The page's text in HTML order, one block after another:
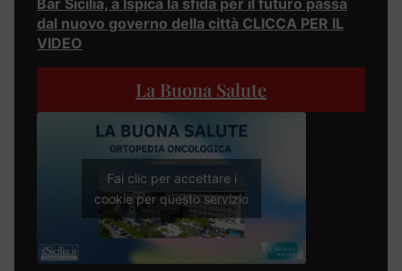
Bar Sicilia, a Ispica la sfida per il futuro passa
dal nuovo governo della città CLICCA PER IL
VIDEO
La Buona Salute
Fai clic per accettare i
cookie per questo servizio